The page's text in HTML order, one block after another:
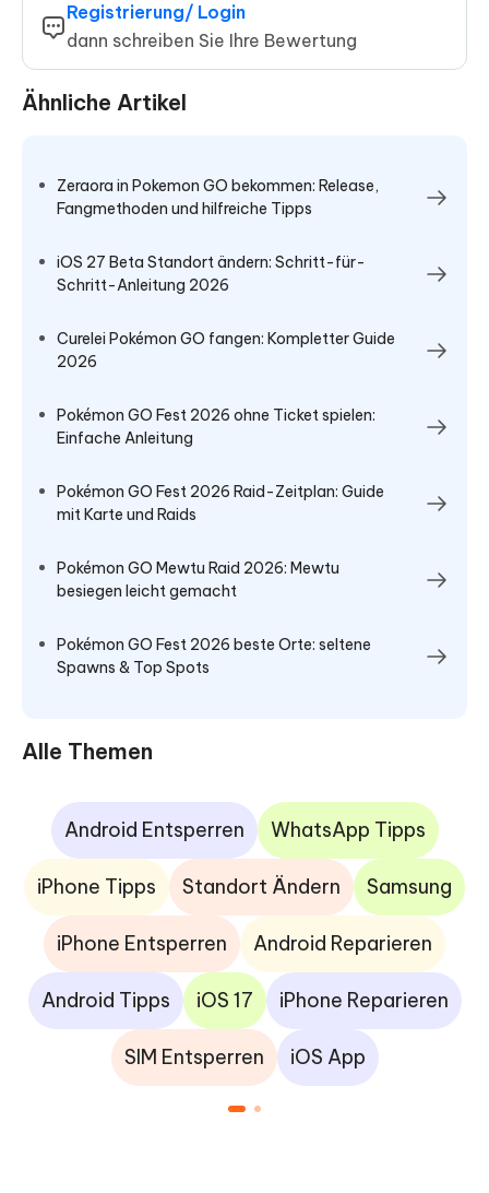
Registrierung/ Login
dann schreiben Sie Ihre Bewertung
Ähnliche Artikel
Zeraora in Pokemon GO bekommen: Release,
Fangmethoden und hilfreiche Tipps
iOS 27 Beta Standort ändern: Schritt-für-
Schritt-Anleitung 2026
Curelei Pokémon GO fangen: Kompletter Guide
2026
Pokémon GO Fest 2026 ohne Ticket spielen:
Einfache Anleitung
Pokémon GO Fest 2026 Raid-Zeitplan: Guide
mit Karte und Raids
Pokémon GO Mewtu Raid 2026: Mewtu
besiegen leicht gemacht
Pokémon GO Fest 2026 beste Orte: seltene
Spawns & Top Spots
Alle Themen
Android Entsperren WhatsApp Tipps
iPhone Tipps Standort Ändern Samsung
iPhone Entsperren Android Reparieren
Android Tipps iOS 17 iPhone Reparieren
SIM Entsperren iOS App